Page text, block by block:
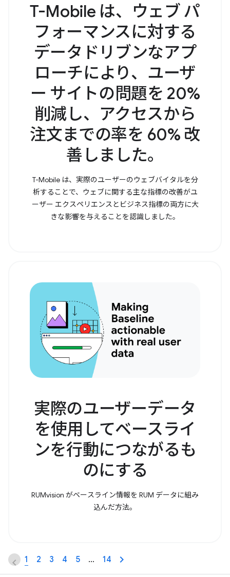
T-Mobile は、ウェブ パ
フォーマンスに対する
データドリブンなアプ
ローチにより、ユーザ
ー サイトの問題を 20%
削減し、アクセスから
注文までの率を 60% 改
善しました。
T-Mobile は、実際のユーザーのウェブバイタルを分
析することで、ウェブに関する主な指標の改善がユ
ーザー エクスペリエンスとビジネス指標の両方に大
きな影響を与えることを認識しました。
実際のユーザーデータ
を使用してベースライ
ンを行動につながるも
のにする
RUMvision がベースライン情報を RUM データに組み
込んだ方法。
1 2 3 4 5 … 14